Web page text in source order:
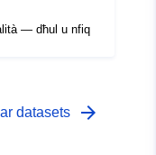
— dħul u nfiq
datasets arrow_forward